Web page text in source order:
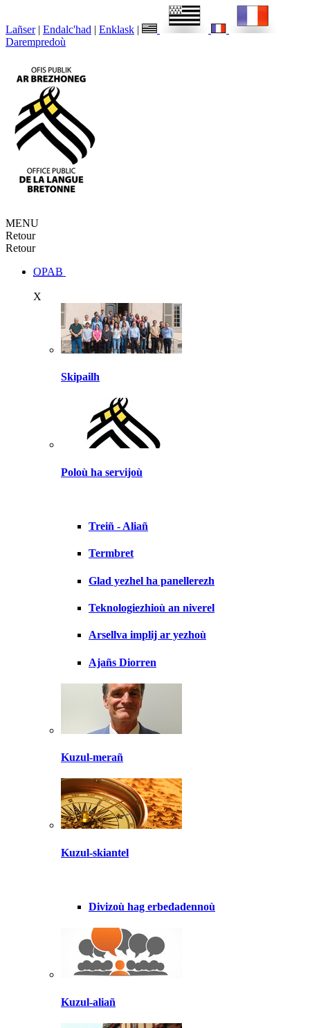
Lañser | Endalc'had | Enklask |
Darempredoù
MENU
Retour
Retour
OPAB
X
Skipailh
Poloù ha servijoù
Treiñ - Aliañ
Termbret
Glad yezhel ha panellerezh
Teknologiezhioù an niverel
Arsellva implij ar yezhoù
Ajañs Diorren
Kuzul-merañ
Kuzul-skiantel
Divizoù hag erbedadennoù
Kuzul-aliañ